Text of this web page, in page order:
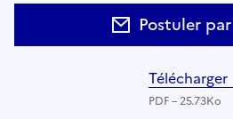
Postuler
Télécharger
PDF – 25.73Ko